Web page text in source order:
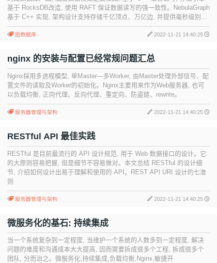
基于 RocksDB改造, 使用 RAFT 保证数据读写的强一致性。NebulaGraph
基于 C++ 实现, 架构设计支持存储千亿顶点、万亿边, 并提供毫秒级别的
查询延时
图数据库 2022-11-21 14:40:25
nginx 的安装与配置已经常规问题汇总
Nginx採用多进程模型, 单Master—多Worker, 由Master处理外部信号、配
置文件的读取及Worker的初始化。Nginx主要用来作为Web服务器, 也可
以负载均衡, 正向代理、反向代理、重定向、防盗链、rewrite。
服务器管理与架构 2022-11-21 14:40:25
RESTful API 最佳实践
RESTful 是目前最流行的 API 设计规范, 用于 Web 数据接口的设计。它
的大原则容易把握, 但是细节不容易做对。本文总结 RESTful 的设计细
节, 介绍如何设计出易于理解和使用的 API。REST API URI 设计的七准
则
服务器管理与架构 2022-11-21 14:40:25
微服务化的基石: 持续集成
当一个系统复杂到一定程度, 当维护一个系统的人数多到一定程度, 解决
问题的难度和沟通成本大大提高, 因而需要拆成很多个工程, 拆成很多个
团队, 分而治之。微服务化,持续集成,负载均衡,Nginx,敏捷开